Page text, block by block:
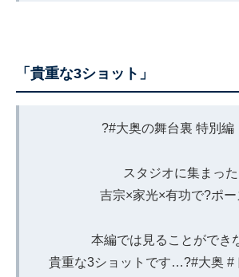
「貴重な3ショット」
?#大奥の舞台裏 特別編
スタジオに集まった
吉宗×家光×有功で?ポー
本編では見ることができ
貴重な3ショットです…?#大奥 #